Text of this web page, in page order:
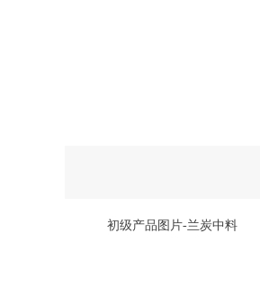
初级产品图片-兰炭中料